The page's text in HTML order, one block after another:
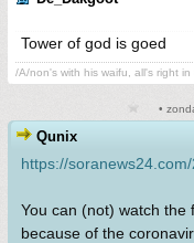
Tower of god is goed
/A/non's with his waifu, all's right in
•
Qunix
https://
You can (not) watch the
because of the